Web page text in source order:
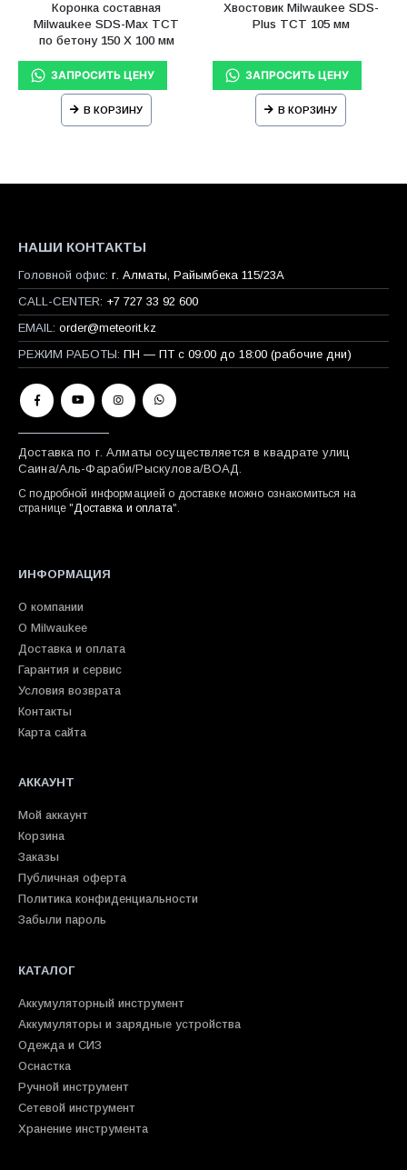
Коронка составная
Milwaukee SDS-Max ТСТ
по бетону 150 X 100 мм
В КОРЗИНУ
Хвостовик Milwaukee SDS-
Plus TCT 105 мм
В КОРЗИНУ
НАШИ КОНТАКТЫ
Головной офис: г. Алматы, Райымбека 115/23A
CALL-CENTER: +7 727 33 92 600
EMAIL: order@meteorit.kz
РЕЖИМ РАБОТЫ: ПН — ПТ с 09:00 до 18:00 (рабочие дни)
Доставка по г. Алматы осуществляется в квадрате улиц
Саина/Аль-Фараби/Рыскулова/ВОАД.
С подробной информацией о доставке можно ознакомиться на
странице " Доставка и оплата".
ИНФОРМАЦИЯ
О компании
О Milwaukee
Доставка и оплата
Гарантия и сервис
Условия возврата
Контакты
Карта сайта
АККАУНТ
Мой аккаунт
Корзина
Заказы
Публичная оферта
Политика конфиденциальности
Забыли пароль
КАТАЛОГ
Аккумуляторный инструмент
Аккумуляторы и зарядные устройства
Одежда и СИЗ
Оснастка
Ручной инструмент
Сетевой инструмент
Хранение инструмента